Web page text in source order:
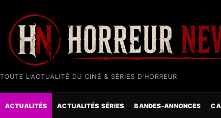
TOUTE L'ACTUALITÉ DU CINÉ & SÉRIES D'HORREUR
ACTUALITÉS ACTUALITÉS SÉRIES BANDES-ANNONCES